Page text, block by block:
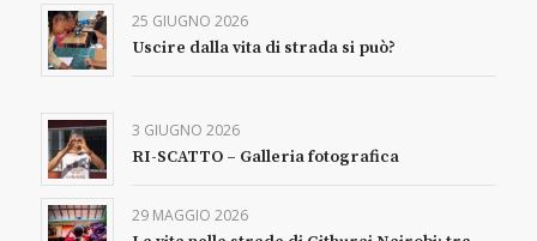
25 GIUGNO 2026
Uscire dalla vita di strada si può?
3 GIUGNO 2026
RI-SCATTO – Galleria fotografica
29 MAGGIO 2026